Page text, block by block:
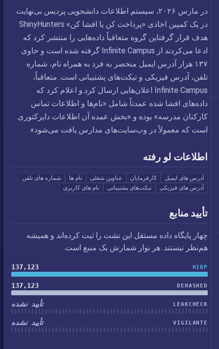
در مارس ۲۰۲۶، سیستم اطلاعات دانشجویی پردیس بی‌نهایت
در یک کمپین اخاذی «پرداخت کن یا افشا کن» ShinyHunters
هدف قرار گرفتاین گروه متعاقباً داده‌هایی را منتشر کرد که
ادعا می‌کردند از Infinite Campus گرفته شده است و حاوی
۱۳۷ هزار آدرس ایمیل منحصر به فرد به همراه نام، شماره
تلفن، آدرس فیزیکی و تیکت‌های پشتیبانی است. متعاقباً،
Infinite Campus اعلان‌هایی ارسال کرد.و اعلام کرد که
داده‌های افشا شده عمدتاً شامل «نام‌ها و اطلاعات تماس
کارکنان مدرسه» بوده و «بخش عمده آن اطلاعات دایرکتوری
است که معمولاً در وب‌سایت‌های مدارس یافت می‌شود».
اطلاعات لو رفته
آدرس های ایمیل کارفرمایان عناوین شغلی نام ها
شماره های تلفن
آدرس های فیزیکی
تیکت‌های پشتیبانی نام های کاربری
تأیید منابع
چهار پایگاه داده مستقل این نشت را ثبت کرده‌اند و همیشه
هم‌نظر نیستند. هر نوار شمارش یک منبع است.
HIBP
137,123
DEHASHED
137,123
LEAKCHECK تأیید نشده
VIGILANTE تأیید نشده